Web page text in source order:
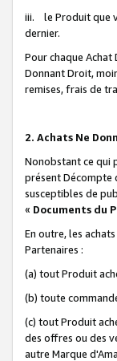
iii. le Produit que
dernier.
Pour chaque Achat
Donnant Droit,
remises, frais de
2. Achats Ne
Nonobstant ce qui
présent Décompte
susceptibles de
« Documents du
En outre, les
Partenaires :
(a) tout Produit
(b) toute
(c) tout Produit
des offres ou des
autre Marque